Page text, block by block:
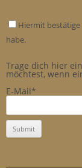
Hiermit bestätige
habe.
Trage dich hier
möchtest, wenn
E-Mail*